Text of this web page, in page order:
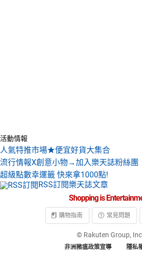
活動情報
人氣特推市場★便宜好貨大集合
流行情報X創意小物→加入樂天誌粉絲團
超級點數幸運籤 快來拿1000點!
RSS訂閱樂天誌文章
Shopping is
購物指南 常見問題
© Rakuten Group,
非洲豬瘟政策宣導 隱私